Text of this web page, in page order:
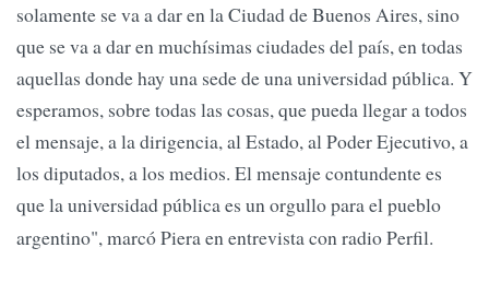
solamente se va a dar en la Ciudad de Buenos Aires, sino
que se va a dar en muchísimas ciudades del país, en todas
aquellas donde hay una sede de una universidad pública. Y
esperamos, sobre todas las cosas, que pueda llegar a todos
el mensaje, a la dirigencia, al Estado, al Poder Ejecutivo, a
los diputados, a los medios. El mensaje contundente es
quela universidad pública es un orgullo para el pueblo
argentino", marcó Piera en entrevista con radio Perfil.